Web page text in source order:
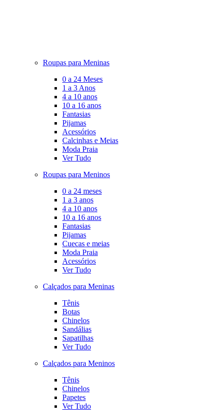
Roupas para Meninas
0 a 24 Meses
1 a 3 Anos
4 a 10 anos
10 a 16 anos
Fantasias
Pijamas
Acessórios
Calcinhas e Meias
Moda Praia
Ver Tudo
Roupas para Meninos
0 a 24 meses
1 a 3 anos
4 a 10 anos
10 a 16 anos
Fantasias
Pijamas
Cuecas e meias
Moda Praia
Acessórios
Ver Tudo
Calçados para Meninas
Tênis
Botas
Chinelos
Sandálias
Sapatilhas
Ver Tudo
Calçados para Meninos
Tênis
Chinelos
Papetes
Ver Tudo